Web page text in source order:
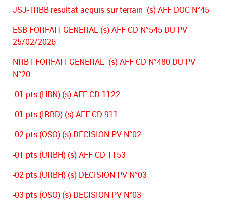
JSJ- IRBB resultat acquis sur terrain (s) AFF DOC N°45
ESB FORFAIT GENERAL (s) AFF CD N°545 DU PV
25/02/2026
NRBT FORFAIT GENERAL (s) AFF CD N°480 DU PV
N°20
-01 pts (HBN) (s) AFF CD 1122
-01 pts (IRBD) (s) AFF CD 911
-02 pts (OSO) (s) DECISION PV N°02
-01 pts (URBH) (s) AFF CD 1153
-02 pts (URBH) (s) DECISION PV N°03
-03 pts (OSO) (s) DECISION PV N°03